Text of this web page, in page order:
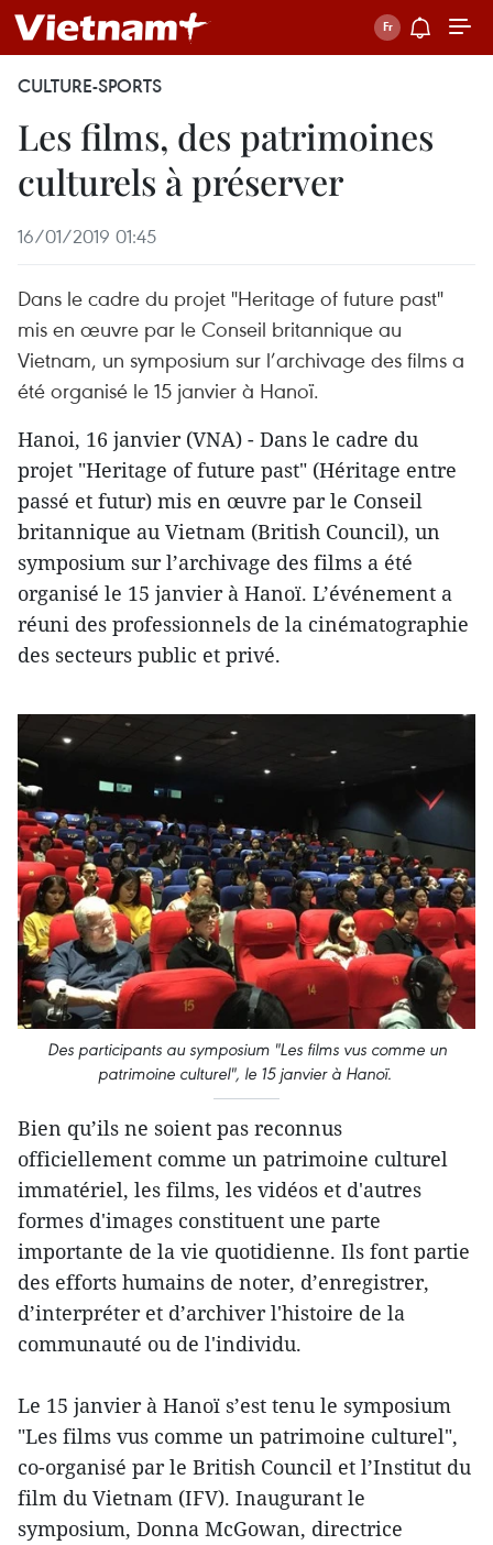
CULTURE-SPORTS
Les films, des patrimoines
culturels à préserver
16/01/2019 01:45
Dans le cadre du projet "Heritage of future past"
mis en œuvre par le Conseil britannique au
Vietnam, un symposium sur l’archivage des films a
été organisé le 15 janvier à Hanoï.
Hanoi, 16 janvier (VNA) - Dans le cadre du
projet "Heritage of future past" (Héritage entre
passé et futur) mis en œuvre par le Conseil
britannique au Vietnam (British Council), un
symposium sur l’archivage des films a été
organisé le 15 janvier à Hanoï. L’événement a
réuni des professionnels de la cinématographie
des secteurs public et privé.
Des participants au symposium "Les films vus comme un
patrimoine culturel", le 15 janvier à Hanoï.
Bien qu’ils ne soient pas reconnus
officiellement comme un patrimoine culturel
immatériel, les films, les vidéos et d'autres
formes d'images constituent une parte
importante de la vie quotidienne. Ils font partie
des efforts humains de noter, d’enregistrer,
d’interpréter et d’archiver l'histoire de la
communauté ou de l'individu.
Le 15 janvier à Hanoï s’est tenu le symposium
"Les films vus comme un patrimoine culturel",
co-organisé par le British Council et l’Institut du
film du Vietnam (IFV). Inaugurant le
symposium, Donna McGowan, directrice